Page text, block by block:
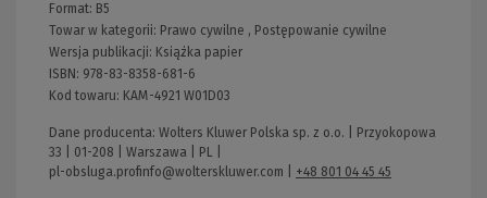
Format: B5
Towar w kategorii: Prawo cywilne , Postępowanie cywilne
Wersja publikacji: Książka papier
ISBN: 978-83-8358-681-6
Kod towaru: KAM-4921 W01D03
Dane producenta: Wolters Kluwer Polska sp. z o.o. | Przyokopowa
33 | 01-208 | Warszawa | PL |
pl-obsluga.profinfo@wolterskluwer.com
+48 801 04 45 45